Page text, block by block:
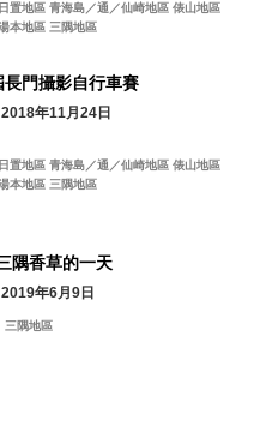
置地區 青海島／通／仙崎地區 俵山地區
本地區 三隅地區
長門攝影自行車賽
2018年11月24日
置地區 青海島／通／仙崎地區 俵山地區
本地區 三隅地區
隅香草的一天
2019年6月9日
三隅地區